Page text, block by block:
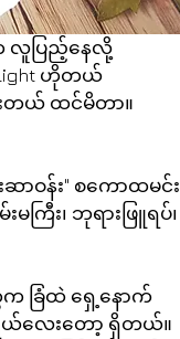
ဟိုတယ်
တယ် ထင်မိတာ။
ာဝန်း" စကောထမင်း
ြီး၊ ဘုရားဖြူရပ်၊
ခြံထဲ ရှေ့နောက်
ရယ်လေးတော့ ရှိတယ်။